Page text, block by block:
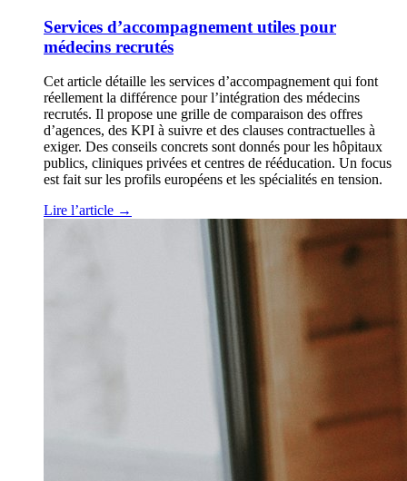
Services d’accompagnement utiles pour
médecins recrutés
Cet article détaille les services d’accompagnement qui font
réellement la différence pour l’intégration des médecins
recrutés. Il propose une grille de comparaison des offres
d’agences, des KPI à suivre et des clauses contractuelles à
exiger. Des conseils concrets sont donnés pour les hôpitaux
publics, cliniques privées et centres de rééducation. Un focus
est fait sur les profils européens et les spécialités en tension.
Lire l’article →